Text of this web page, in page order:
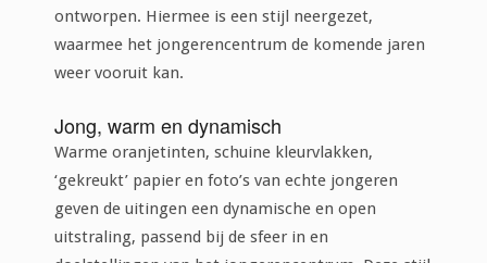
ontworpen. Hiermee is een stijl neergezet,
waarmee het jongerencentrum de komende jaren
weer vooruit kan.
Jong, warm en dynamisch
Warme oranjetinten, schuine kleurvlakken,
‘gekreukt’ papier en foto’s van echte jongeren
geven de uitingen een dynamische en open
uitstraling, passend bij de sfeer in en